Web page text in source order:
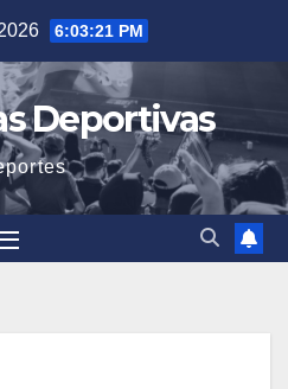
6:03:22 PM
Deportivas